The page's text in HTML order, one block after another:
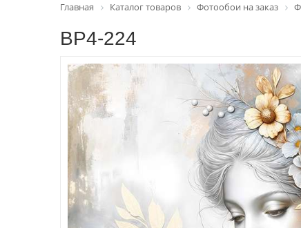
Главная Каталог товаров Фотообои на заказ
ВР4-224